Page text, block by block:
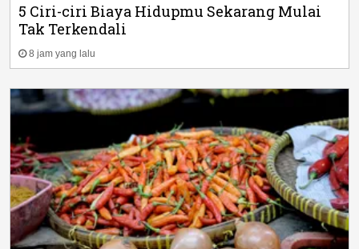
5 Ciri-ciri Biaya Hidupmu Sekarang Mulai
Tak Terkendali
8 jam yang lalu